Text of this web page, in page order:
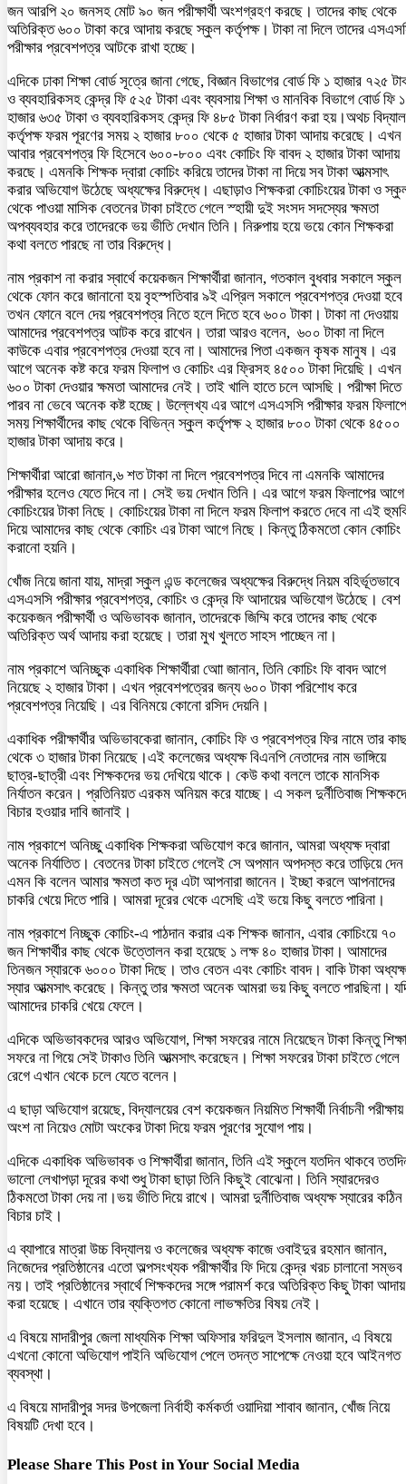
জন আরপি ২০ জনসহ মোট ৯০ জন পরীক্ষার্থী অংশগ্রহণ করছে। তাদের কাছ থেকে
অতিরিক্ত ৬০০ টাকা করে আদায় করছে স্কুল কর্তৃপক্ষ। টাকা না দিলে তাদের
পরীক্ষার প্রবেশপত্র আটকে রাখা হচ্ছে।
এদিকে ঢাকা শিক্ষা বোর্ড সূত্রে জানা গেছে, বিজ্ঞান বিভাগের বোর্ড ফি ১ হাজার ৭২৫
ও ব্যবহারিকসহ কেন্দ্র ফি ৫২৫ টাকা এবং ব্যবসায় শিক্ষা ও মানবিক বিভাগে বোর্ড ফি ১
হাজার ৬৩৫ টাকা ও ব্যবহারিকসহ কেন্দ্র ফি ৪৮৫ টাকা নির্ধারণ করা হয়।অথচ
কর্তৃপক্ষ ফরম পূরণের সময় ২ হাজার ৮০০ থেকে ৫ হাজার টাকা আদায় করেছে। এখন
আবার প্রবেশপত্র ফি হিসেবে ৬০০-৮০০ এবং কোচিং ফি বাবদ ২ হাজার টাকা আদায়
করছে। এমনকি শিক্ষক দ্বারা কোচিং করিয়ে তাদের টাকা না দিয়ে সব টাকা আত্মসাৎ
করার অভিযোগ উঠেছে অধ্যক্ষের বিরুদ্ধে। এছাড়াও শিক্ষকরা কোচিংয়ের টাকা ও
থেকে পাওয়া মাসিক বেতনের টাকা চাইতে গেলে স্হায়ী দুই সংসদ সদস্যের ক্ষমতা
অপব্যবহার করে তাদেরকে ভয় ভীতি দেখান তিনি। নিরুপায় হয়ে ভয়ে কোন শিক্ষকরা
কথা বলতে পারছে না তার বিরুদ্ধে।
নাম প্রকাশ না করার স্বার্থে কয়েকজন শিক্ষার্থীরা জানান, গতকাল বুধবার সকালে স্কুল
থেকে ফোন করে জানানো হয় বৃহস্পতিবার ৯ই এপ্রিল সকালে প্রবেশপত্র দেওয়া হবে
তখন ফোনে বলে দেয় প্রবেশপত্র নিতে হলে দিতে হবে ৬০০ টাকা। টাকা না দেওয়ায়
আমাদের প্রবেশপত্র আটক করে রাখেন। তারা আরও বলেন, ৬০০ টাকা না দিলে
কাউকে এবার প্রবেশপত্র দেওয়া হবে না। আমাদের পিতা একজন কৃষক মানুষ। এর
আগে অনেক কষ্ট করে ফরম ফিলাপ ও কোচিং এর ফ্রিসহ ৪৫০০ টাকা দিয়েছি। এখন
৬০০ টাকা দেওয়ার ক্ষমতা আমাদের নেই। তাই খালি হাতে চলে আসছি। পরীক্ষা দিতে
পারব না ভেবে অনেক কষ্ট হচ্ছে। উল্লেখ্য এর আগে এসএসসি পরীক্ষার ফরম
সময় শিক্ষার্থীদের কাছ থেকে বিভিন্ন স্কুল কর্তৃপক্ষ ২ হাজার ৮০০ টাকা থেকে ৪৫০০
হাজার টাকা আদায় করে।
শিক্ষার্থীরা আরো জানান,৬ শত টাকা না দিলে প্রবেশপত্র দিবে না এমনকি আমাদের
পরীক্ষার হলেও যেতে দিবে না। সেই ভয় দেখান তিনি। এর আগে ফরম ফিলাপের আগে
কোচিংয়ের টাকা নিছে। কোচিংয়ের টাকা না দিলে ফরম ফিলাপ করতে দেবে না এই
দিয়ে আমাদের কাছ থেকে কোচিং এর টাকা আগে নিছে। কিন্তু ঠিকমতো কোন কোচিং
করানো হয়নি।
খোঁজ নিয়ে জানা যায়, মাদ্রা স্কুল এন্ড কলেজের অধ্যক্ষের বিরুদ্ধে নিয়ম বহির্ভূতভাবে
এসএসসি পরীক্ষার প্রবেশপত্র, কোচিং ও কেন্দ্র ফি আদায়ের অভিযোগ উঠেছে। বেশ
কয়েকজন পরীক্ষার্থী ও অভিভাবক জানান, তাদেরকে জিম্মি করে তাদের কাছ থেকে
অতিরিক্ত অর্থ আদায় করা হয়েছে। তারা মুখ খুলতে সাহস পাচ্ছেন না।
নাম প্রকাশে অনিচ্ছুক একাধিক শিক্ষার্থীরা আো জানান, তিনি কোচিং ফি বাবদ আগে
নিয়েছে ২ হাজার টাকা। এখন প্রবেশপত্রের জন্য ৬০০ টাকা পরিশোধ করে
প্রবেশপত্র নিয়েছি। এর বিনিময়ে কোনো রসিদ দেয়নি।
একাধিক পরীক্ষার্থীর অভিভাবকেরা জানান, কোচিং ফি ও প্রবেশপত্র ফির নামে তার
থেকে ৩ হাজার টাকা নিয়েছে।এই কলেজের অধ্যক্ষ বিএনপি নেতাদের নাম ভাঙ্গিয়ে
ছাত্র-ছাত্রী এবং শিক্ষকদের ভয় দেখিয়ে থাকে। কেউ কথা বললে তাকে মানসিক
নির্যাতন করেন। প্রতিনিয়ত এরকম অনিয়ম করে যাচ্ছে। এ সকল দুর্নীতিবাজ
বিচার হওয়ার দাবি জানাই।
নাম প্রকাশে অনিচ্ছু একাধিক শিক্ষকরা অভিযোগ করে জানান, আমরা অধ্যক্ষ দ্বারা
অনেক নির্যাতিত। বেতনের টাকা চাইতে গেলেই সে অপমান অপদস্ত করে তাড়িয়ে
এমন কি বলেন আমার ক্ষমতা কত দূর এটা আপনারা জানেন। ইচ্ছা করলে আপনাদের
চাকরি খেয়ে দিতে পারি। আমরা দূরের থেকে এসেছি এই ভয়ে কিছু বলতে পারিনা।
নাম প্রকাশে নিচ্ছুক কোচিং-এ পাঠদান করার এক শিক্ষক জানান, এবার কোচিংয়ে ৭০
জন শিক্ষার্থীর কাছ থেকে উত্তোলন করা হয়েছে ১ লক্ষ ৪০ হাজার টাকা। আমাদের
তিনজন স্যারকে ৬০০০ টাকা দিছে। তাও বেতন এবং কোচিং বাবদ। বাকি টাকা অধ্যক্ষ
স্যার আত্মসাৎ করেছে। কিন্তু তার ক্ষমতা অনেক আমরা ভয় কিছু বলতে পারছিনা।
আমাদের চাকরি খেয়ে ফেলে।
এদিকে অভিভাবকদের আরও অভিযোগ, শিক্ষা সফরের নামে নিয়েছেন টাকা কিন্তু শিক্ষা
সফরে না গিয়ে সেই টাকাও তিনি আত্মসাৎ করেছেন। শিক্ষা সফরের টাকা চাইতে গেলে
রেগে এখান থেকে চলে যেতে বলেন।
এ ছাড়া অভিযোগ রয়েছে, বিদ্যালয়ের বেশ কয়েকজন নিয়মিত শিক্ষার্থী নির্বাচনী পরীক্ষায়
অংশ না নিয়েও মোটা অংকের টাকা দিয়ে ফরম পূরণের সুযোগ পায়।
এদিকে একাধিক অভিভাবক ও শিক্ষার্থীরা জানান, তিনি এই স্কুলে যতদিন থাকবে
ভালো লেখাপড়া দূরের কথা শুধু টাকা ছাড়া তিনি কিছুই বোঝেনা। তিনি স্যারদেরও
ঠিকমতো টাকা দেয় না।ভয় ভীতি দিয়ে রাখে। আমরা দুর্নীতিবাজ অধ্যক্ষ স্যারের কঠিন
বিচার চাই।
এ ব্যাপারে মাত্রা উচ্চ বিদ্যালয় ও কলেজের অধ্যক্ষ কাজে ওবাইদুর রহমান জানান,
নিজেদের প্রতিষ্ঠানের এতো অল্পসংখ্যক পরীক্ষার্থীর ফি দিয়ে কেন্দ্র খরচ চালানো সম্ভব
নয়। তাই প্রতিষ্ঠানের স্বার্থে শিক্ষকদের সঙ্গে পরামর্শ করে অতিরিক্ত কিছু টাকা আদায়
করা হয়েছে। এখানে তার ব্যক্তিগত কোনো লাভক্ষতির বিষয় নেই।
এ বিষয়ে মাদারীপুর জেলা মাধ্যমিক শিক্ষা অফিসার ফরিদুল ইসলাম জানান, এ বিষয়ে
এখনো কোনো অভিযোগ পাইনি অভিযোগ পেলে তদন্ত সাপেক্ষে নেওয়া হবে আইনগত
ব্যবস্থা।
এ বিষয়ে মাদারীপুর সদর উপজেলা নির্বাহী কর্মকর্তা ওয়াদিয়া শাবাব জানান, খোঁজ নিয়ে
বিষয়টি দেখা হবে।
Please Share This Post in Your Social Media